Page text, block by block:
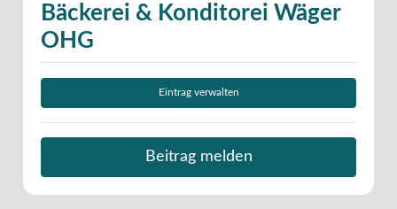
Bäckerei & Konditorei Wäger
OHG
Eintrag verwalten
Beitrag melden